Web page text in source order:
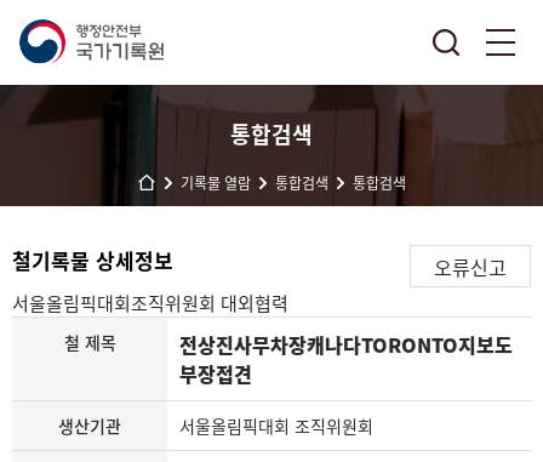
통합검색
기록물 열람 통합검색 통합검색
철기록물 상세정보 오류신고
서울올림픽대회조직위원회 대외협력
철 제목
전상진사무차장캐나다TORONTO지보도
부장접견
생산기관 서울올림픽대회 조직위원회